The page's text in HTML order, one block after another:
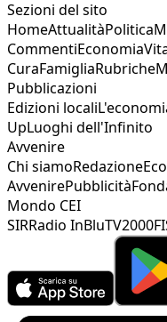
Sezioni del sito
HomeAttualitàPolitica
CommentiEconomia
CuraFamigliaRubriche
Pubblicazioni
Edizioni locali
UpLuoghi dell'Infinito
Avvenire
Chi siamoRedazione
AvvenirePubblicità
Mondo CEI
SIRRadio InBluTV2000